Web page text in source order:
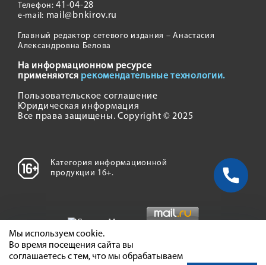
Телефон:41-04-28
e-mail: mail@bnkirov.ru
Главный редактор сетевого издания – Анастасия
Александровна Белова
На информационном ресурсе
применяются рекомендательные технологии.
Пользовательское соглашение
Юридическая информация
Все права защищены. Copyright © 2025
Категория информационной
продукции 16+.
Мы используем cookie.
Во время посещения сайта вы
соглашаетесь с тем, что мы обрабатываем